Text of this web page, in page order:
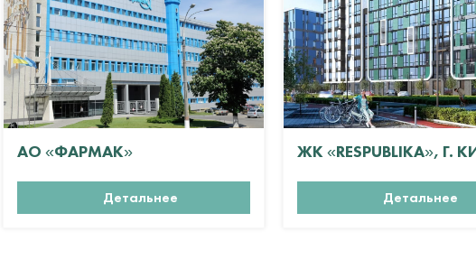
АО «ФАРМАК»
Детальнее
ЖК «RESPUBLIKA», Г.
Детальнее